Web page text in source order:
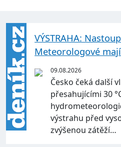
VÝSTRAHA:
Meteorologové
09.08.2026
Česko čeká další
přesahujícími 30
výstrahu před
zvýšenou zátěží…